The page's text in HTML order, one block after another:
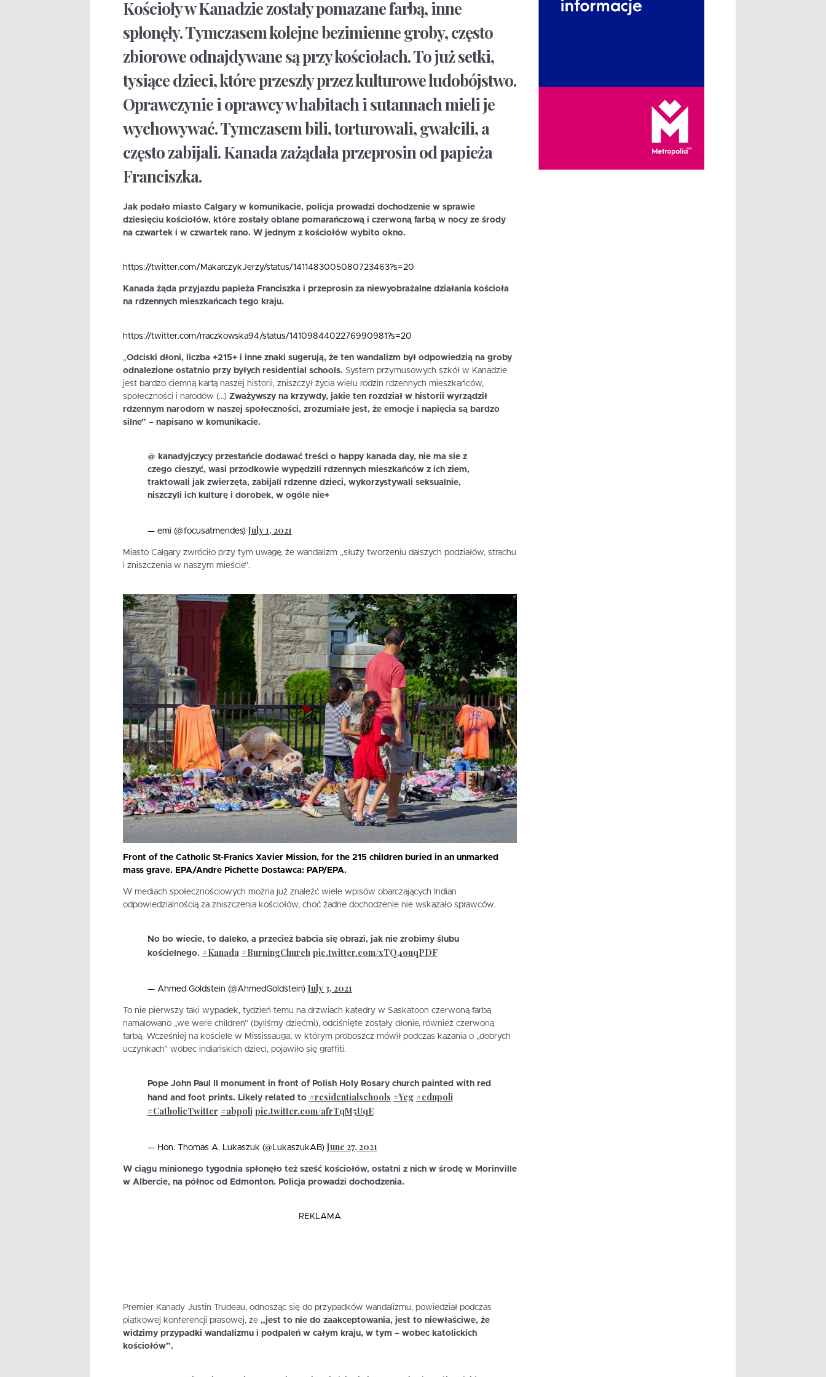
Kościoły w Kanadzie zostały pomazane farbą, inne
spłonęły. Tymczasem kolejne bezimienne groby, często
zbiorowe odnajdywane są przy kościołach. To już setki,
tysiące dzieci, które przeszły przez kulturowe ludobójstwo.
Oprawczynie i oprawcy w habitach i sutannach mieli je
wychowywać. Tymczasem bili, torturowali, gwałcili, a
często zabijali. Kanada zażądała przeprosin od papieża
Franciszka.
Jak podało miasto Calgary w komunikacie, policja prowadzi dochodzenie w sprawie
dziesięciu kościołów, które zostały oblane pomarańczową i czerwoną farbą w nocy ze środy
na czwartek i w czwartek rano. W jednym z kościołów wybito okno.
https://twitter.com/MakarczykJerzy/status/1411483005080723463?s=20
Kanada żąda przyjazdu papieża Franciszka i przeprosin za niewyobrażalne działania kościoła
na rdzennych mieszkańcach tego kraju.
https://twitter.com/rraczkowska94/status/1410984402276990981?s=20
„Odciski dłoni, liczba +215+ i inne znaki sugerują, że ten wandalizm był odpowiedzią na groby
odnalezione ostatnio przy byłych residential schools. System przymusowych szkół w Kanadzie
jest bardzo ciemną kartą naszej historii, zniszczył życia wielu rodzin rdzennych mieszkańców,
społeczności i narodów (…) Zważywszy na krzywdy, jakie ten rozdział w historii wyrządził
rdzennym narodom w naszej społeczności, zrozumiałe jest, że emocje i napięcia są bardzo
silne” – napisano w komunikacie.
@ kanadyjczycy przestańcie dodawać treści o happy kanada day, nie ma sie z
czego cieszyć, wasi przodkowie wypędzili rdzennych mieszkańców z ich ziem,
traktowali jak zwierzęta, zabijali rdzenne dzieci, wykorzystywali seksualnie,
niszczyli ich kulturę i dorobek, w ogóle nie+
— emi (@focusatmendes) July 1, 2021
Miasto Calgary zwróciło przy tym uwagę, że wandalizm „służy tworzeniu dalszych podziałów, strachu
i zniszczenia w naszym mieście”.
Front of the Catholic St-Franics Xavier Mission, for the 215 children buried in an unmarked
mass grave. EPA/Andre Pichette Dostawca: PAP/EPA.
W mediach społecznościowych można już znaleźć wiele wpisów obarczających Indian
odpowiedzialnością za zniszczenia kościołów, choć żadne dochodzenie nie wskazało sprawców.
No bo wiecie, to daleko, a przecież babcia się obrazi, jak nie zrobimy ślubu
kościelnego. #Kanada #BurningChurch pic.twitter.com/xTQ4ouqPDF
— Ahmed Goldstein (@AhmedGoldstein) July 3, 2021
To nie pierwszy taki wypadek, tydzień temu na drzwiach katedry w Saskatoon czerwoną farbą
namalowano „we were children” (byliśmy dziećmi), odciśnięte zostały dłonie, również czerwoną
farbą. Wcześniej na kościele w Mississauga, w którym proboszcz mówił podczas kazania o „dobrych
uczynkach” wobec indiańskich dzieci, pojawiło się graffiti.
Pope John Paul II monument in front of Polish Holy Rosary church painted with red
hand and foot prints. Likely related to #residentialschools #Yeg #cdnpoli
#CatholicTwitter #abpoli pic.twitter.com/afrTqM5UqE
— Hon. Thomas A. Lukaszuk (@LukaszukAB) June 27, 2021
W ciągu minionego tygodnia spłonęło też sześć kościołów, ostatni z nich w środę w Morinville
w Albercie, na północ od Edmonton. Policja prowadzi dochodzenia.
REKLAMA
Premier Kanady Justin Trudeau, odnosząc się do przypadków wandalizmu, powiedział podczas
piątkowej konferencji prasowej, że„jest to nie do zaakceptowania, jest to niewłaściwe, że
widzimy przypadki wandalizmu i podpaleń w całym kraju, w tym – wobec katolickich
kościołów”.